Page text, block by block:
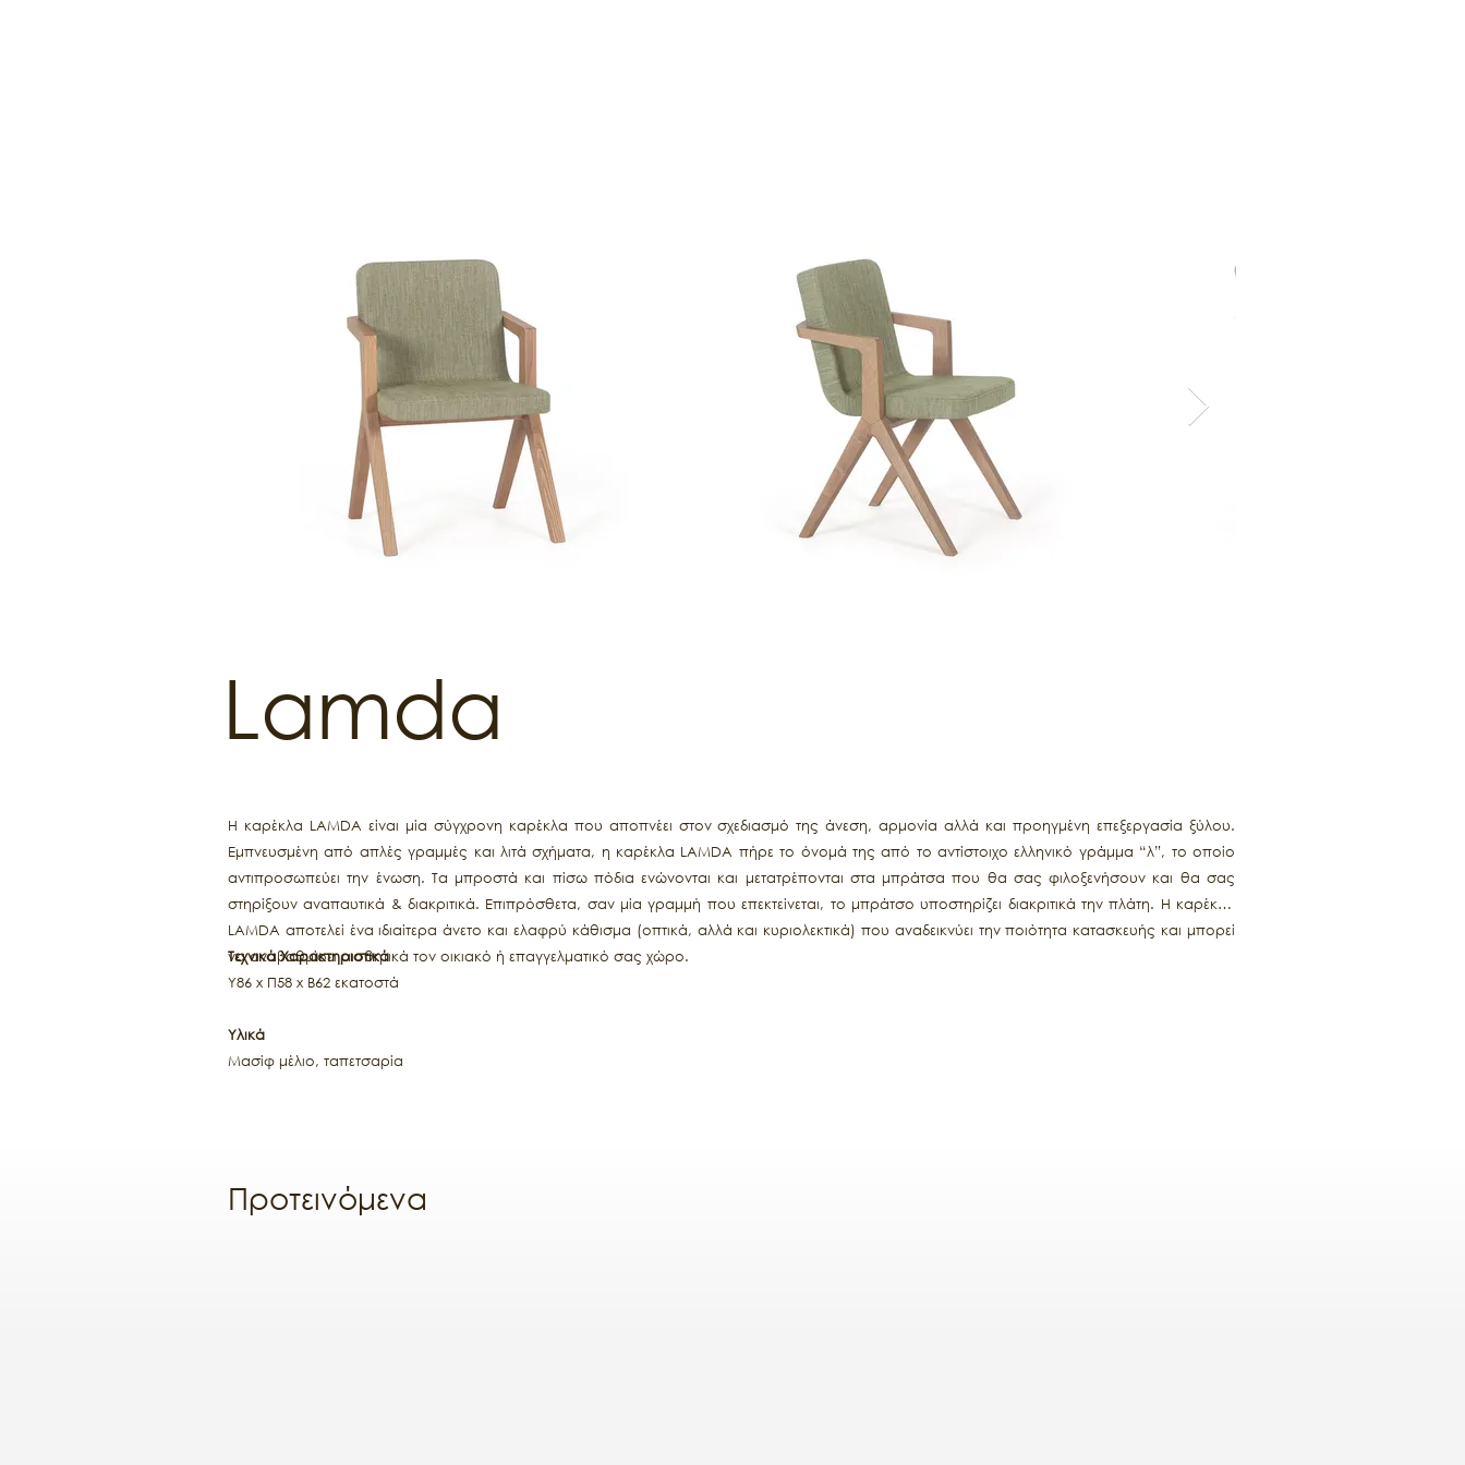
Lamda
Η καρέκλα LAMDA είναι μία σύγχρονη καρέκλα που αποπνέει στον σχεδιασμό της άνεση, αρμονία αλλά και προηγμένη επεξεργασία ξύλου.
Εμπνευσμένη από απλές γραμμές και λιτά σχήματα, η καρέκλα LAMDA πήρε το όνομά της από το αντίστοιχο ελληνικό γράμμα “λ”, το οποίο
αντιπροσωπεύει την ένωση. Τα μπροστά και πίσω πόδια ενώνονται και μετατρέπονται στα μπράτσα που θα σας φιλοξενήσουν και θα σας
στηρίξουν αναπαυτικά & διακριτικά. Επιπρόσθετα, σαν μία γραμμή που επεκτείνεται, το μπράτσο υποστηρίζει διακριτικά την πλάτη. Η καρέκλα
LAMDA αποτελεί ένα ιδιαίτερα άνετο και ελαφρύ κάθισμα (οπτικά, αλλά και κυριολεκτικά) που αναδεικνύει την ποιότητα κατασκευής και μπορεί
να αναβαθμίσει αισθητικά τον οικιακό ή επαγγελματικό σας χώρο.
Τεχνικά Χαρακτηριστικά
Y86 x Π58 x Β62 εκατοστά
Υλικά
Μασίφ μέλιο, ταπετσαρία
Προτεινόμενα